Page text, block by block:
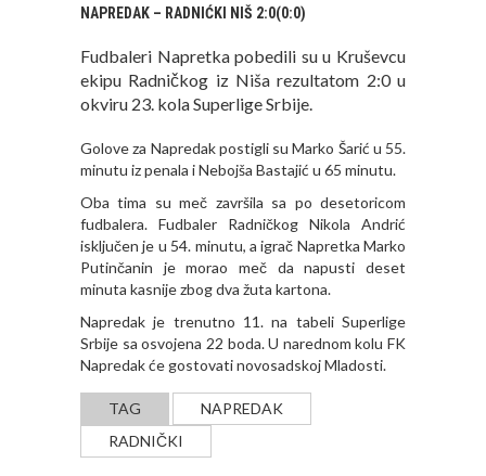
NAPREDAK – RADNIĆKI NIŠ 2:0(0:0)
Fudbaleri Napretka pobedili su u Kruševcu
ekipu Radničkog iz Niša rezultatom 2:0 u
okviru 23. kola Superlige Srbije.
Golove za Napredak postigli su Marko Šarić u 55.
minutu iz penala i Nebojša Bastajić u 65 minutu.
Oba tima su meč završila sa po desetoricom
fudbalera. Fudbaler Radničkog Nikola Andrić
isključen je u 54. minutu, a igrač Napretka Marko
Putinčanin je morao meč da napusti deset
minuta kasnije zbog dva žuta kartona.
Napredak je trenutno 11. na tabeli Superlige
Srbije sa osvojena 22 boda. U narednom kolu FK
Napredak će gostovati novosadskoj Mladosti.
TAG
NAPREDAK
RADNIČKI